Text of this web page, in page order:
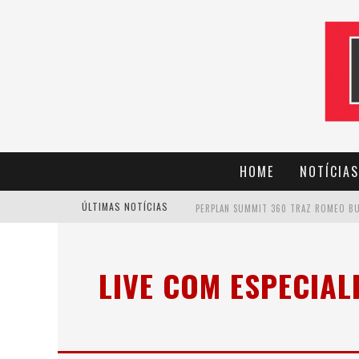
HOME NOTÍCIAS
ÚLTIMAS NOTÍCIAS
LIVE COM